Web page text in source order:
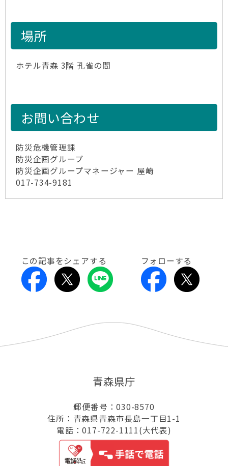
場所
ホテル青森 3階 孔雀の間
お問い合わせ
防災危機管理課
防災企画グループ
防災企画グループマネージャー 屋崎
017-734-9181
この記事をシェアする フォローする
青森県庁
郵便番号：030-8570
住所：青森県青森市長島一丁目1-1
電話：017-722-1111(大代表)